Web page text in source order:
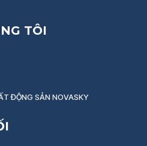
TÔI
ĐỘNG SẢN NOVASKY